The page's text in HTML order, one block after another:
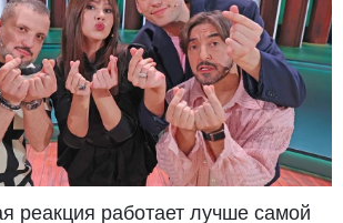
реакция работает лучше самой